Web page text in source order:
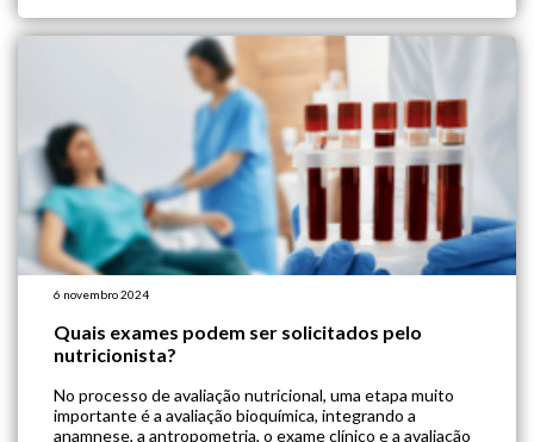
6 novembro 2024
Quais exames podem ser solicitados pelo
nutricionista?
No processo de avaliação nutricional, uma etapa muito
importante é a avaliação bioquímica, integrando a
anamnese, a antropometria, o exame clínico e a avaliação